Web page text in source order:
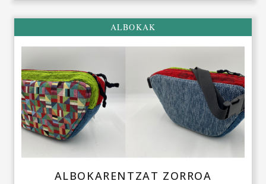
ALBOKAK
ALBOKARENTZAT ZORROA